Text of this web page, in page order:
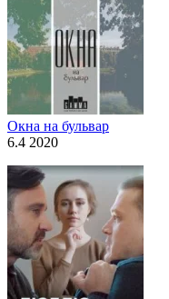
Окна на бульвар
6.4 2020